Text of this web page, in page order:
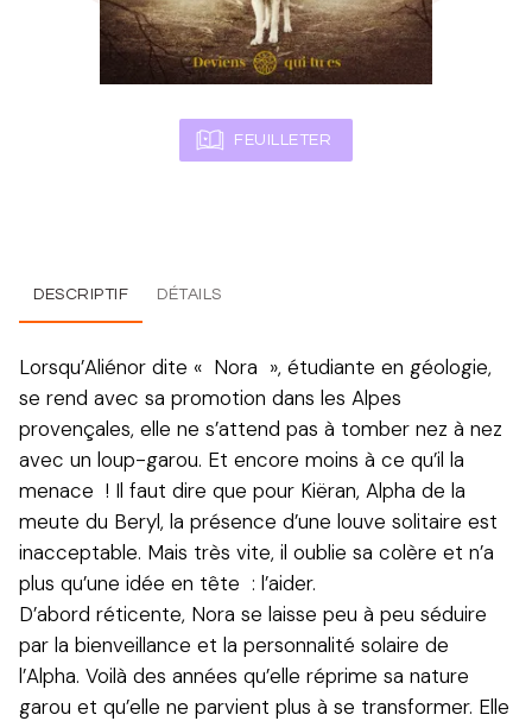
FEUILLETER
DESCRIPTIF DÉTAILS
Lorsqu’Aliénor dite « Nora », étudiante en géologie,
se rend avec sa promotion dans les Alpes
provençales, elle ne s’attend pas à tomber nez à nez
avec un loup-garou. Et encore moins à ce qu’il la
menace ! Il faut dire que pour Kiëran, Alpha de la
meute du Beryl, la présence d’une louve solitaire est
inacceptable. Mais très vite, il oublie sa colère et n’a
plus qu’une idée en tête : l’aider.
D’abord réticente, Nora se laisse peu à peu séduire
par la bienveillance et la personnalité solaire de
l’Alpha. Voilà des années qu’elle réprime sa nature
garou et qu’elle ne parvient plus à se transformer. Elle